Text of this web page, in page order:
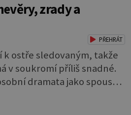
zrady a
PŘEHRÁT
ostře sledovaným, takže
v soukromí příliš snadné.
dramata jako spousta
drobnohledem médií. V
vašeho oblíbeného